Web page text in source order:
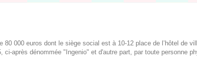
000 euros dont le siège social est à 10-12 place de l’hôtel de
après dénommée "Ingenio" et d'autre part, par toute personne